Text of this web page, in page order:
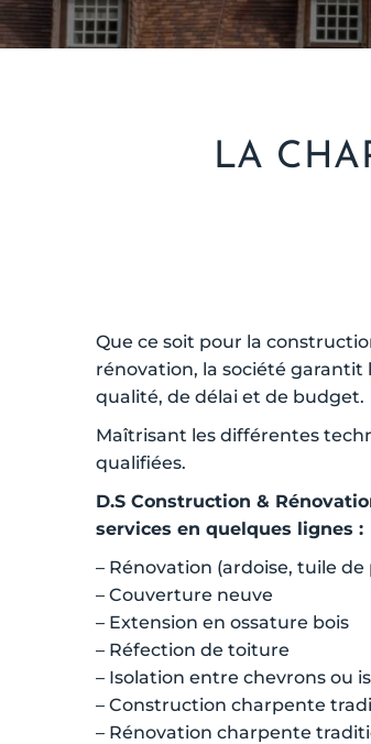
LA
Que ce soit pour la
rénovation, la société garantit
qualité, de délai et de budget.
Maîtrisant les différentes
qualifiées.
D.S Construction &
services en quelques lignes :
– Rénovation (ardoise, tuile
– Couverture neuve
– Extension en ossature bois
– Réfection de toiture
– Isolation entre chevrons ou
– Construction charpente
– Rénovation charpente